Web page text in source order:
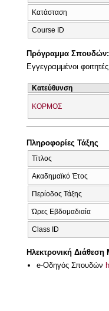
Κατάσταση
Course ID
Πρόγραμμα Σπουδών:
Εγγεγραμμένοι
Κατεύθυνση
ΚΟΡΜΟΣ
Πληροφορίες Τάξης
Τίτλος
Ακαδημαϊκό Έτος
Περίοδος Τάξης
Ώρες Εβδομαδιαία
Class ID
Ηλεκτρονική
e-Οδηγός Σπουδών